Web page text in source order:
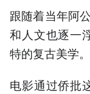
跟随着当年阿
和人文也逐一
特的复古美学。
电影通过侨批